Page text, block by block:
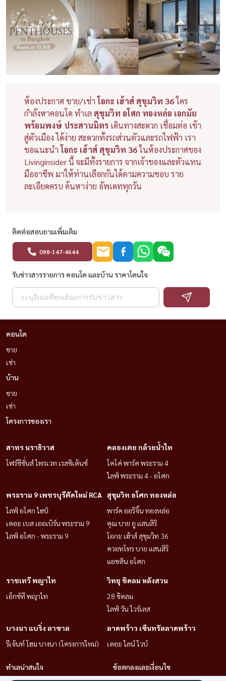
ห้องประกาศ ขาย/เช่าโอกะ เฮ้าส์ สุขุมวิท 36ใคร
กำลังหาคอนโด ทำเล สุขุมวิท อโศก ทองหล่อ เอกมัย
พร้อมพงษ์ ประสานมิตร เดินทางสะดวก เชื่อมต่อ เข้า
สู่ตัวเมือง ได้ง่าย สะดวกทั้งรถส่วนตัวและรถไฟฟ้า เรา
ขอแนะนำโอกะ เฮ้าส์ สุขุมวิท 36ในห้องประกาศของ
Livinginsider นี้ จะมีทั้งรายการ จากเจ้าของและตัวแทน
มืออาชีพ มาให้ท่านเลือกกันได้ตามความชอบ ราย
ละเอียดครบ ค้นหาง่าย อัพเดททุกวัน
ติดต่อสอบถามเพิ่มเติม
098-147-4644
รับข่าวสารรายการ คอนโด และบ้าน ราคาโดนใจ
คอนโด
ขาย
เช่า
บ้าน
ขาย
เช่า
โครงการของเรา
สาทร นราธิวาส
โฟร์ซีซั่นส์ ไพรเวท เรสซิเด้นซ์
คลองเตย กล้วยน้ำไท
โคโค่ พาร์ค พระราม 4
ไลฟ์ พระราม 4 - อโศก
พระราม 9 เพชรบุรีตัดใหม่ RCA
ไลฟ์ อโศก ไฮป์
เดอะ เบส เออเบิร์น พระราม 9
ไลฟ์ อโศก - พระราม 9
สุขุมวิท อโศก ทองหล่อ
พาร์ค ออริจิ้น ทองหล่อ
คุณ บาย ยู แสนสิริ
โอกะ เฮ้าส์ สุขุมวิท 36
ควอทโทร บาย แสนสิริ
แอชตัน อโศก
ราชเทวี พญาไท
เอ็กซ์ที พญาไท
วิทยุ ชิดลม หลังสวน
28 ชิดลม
ไลฟ์ วัน ไวร์เลส
บางนา แบริ่ง ลาซาล
รีเจ้นท์ โฮม บางนา (โครงการใหม่)
ลาดพร้าว เซ็นทรัลลาดพร้าว
เดอะ ไลน์ ไวบ์
ทำเลน่าสนใจ
ข้อตกลงและเงื่อนไข